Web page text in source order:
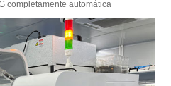
completamente automática